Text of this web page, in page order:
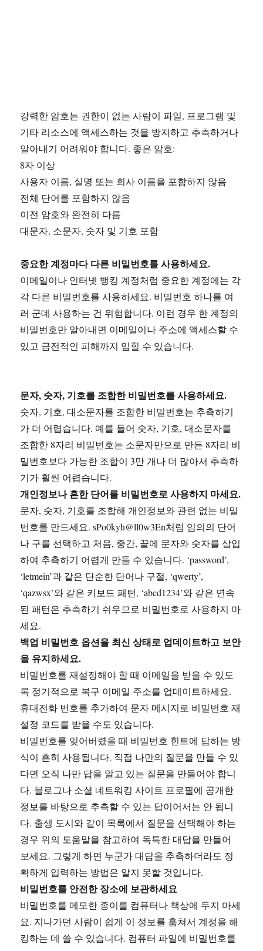
강력한 암호는 권한이 없는 사람이 파일, 프로그램 및
기타 리소스에 액세스하는 것을 방지하고 추측하거나
알아내기 어려워야 합니다. 좋은 암호:
8자 이상
사용자 이름, 실명 또는 회사 이름을 포함하지 않음
전체 단어를 포함하지 않음
이전 암호와 완전히 다름
대문자, 소문자, 숫자 및 기호 포함
중요한 계정마다 다른 비밀번호를 사용하세요.
이메일이나 인터넷 뱅킹 계정처럼 중요한 계정에는 각
각 다른 비밀번호를 사용하세요. 비밀번호 하나를 여
러 군데 사용하는 건 위험합니다. 이런 경우 한 계정의
비밀번호만 알아내면 이메일이나 주소에 액세스할 수
있고 금전적인 피해까지 입힐 수 있습니다.
문자, 숫자, 기호를 조합한 비밀번호를 사용하세요.
숫자, 기호, 대소문자를 조합한 비밀번호는 추측하기
가 더 어렵습니다. 예를 들어 숫자, 기호, 대소문자를
조합한 8자리 비밀번호는 소문자만으로 만든 8자리 비
밀번호보다 가능한 조합이 3만 개나 더 많아서 추측하
기가 훨씬 어렵습니다.
개인정보나 흔한 단어를 비밀번호로 사용하지 마세요.
문자, 숫자, 기호를 조합해 개인정보와 관련 없는 비밀
번호를 만드세요. sPo0kyh@ll0w3En처럼 임의의 단어
나 구를 선택하고 처음, 중간, 끝에 문자와 숫자를 삽입
하여 추측하기 어렵게 만들 수 있습니다. ‘password’,
‘letmein’과 같은 단순한 단어나 구절, ‘qwerty’,
‘qazwsx’와 같은 키보드 패턴, ‘abcd1234’와 같은 연속
된 패턴은 추측하기 쉬우므로 비밀번호로 사용하지 마
세요.
백업 비밀번호 옵션을 최신 상태로 업데이트하고 보안
을 유지하세요.
비밀번호를 재설정해야 할 때 이메일을 받을 수 있도
록 정기적으로 복구 이메일 주소를 업데이트하세요.
휴대전화 번호를 추가하여 문자 메시지로 비밀번호 재
설정 코드를 받을 수도 있습니다.
비밀번호를 잊어버렸을 때 비밀번호 힌트에 답하는 방
식이 흔히 사용됩니다. 직접 나만의 질문을 만들 수 있
다면 오직 나만 답을 알고 있는 질문을 만들어야 합니
다. 블로그나 소셜 네트워킹 사이트 프로필에 공개한
정보를 바탕으로 추측할 수 있는 답이어서는 안 됩니
다. 출생 도시와 같이 목록에서 질문을 선택해야 하는
경우 위의 도움말을 참고하여 독특한 대답을 만들어
보세요. 그렇게 하면 누군가 대답을 추측하더라도 정
확하게 입력하는 방법은 알지 못할 것입니다.
비밀번호를 안전한 장소에 보관하세요
비밀번호를 메모한 종이를 컴퓨터나 책상에 두지 마세
요. 지나가던 사람이 쉽게 이 정보를 훔쳐서 계정을 해
킹하는 데 쓸 수 있습니다. 컴퓨터 파일에 비밀번호를